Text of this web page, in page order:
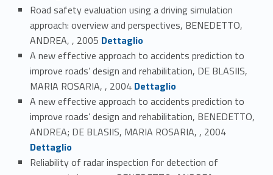
Road safety evaluation using a driving simulation
approach: overview and perspectives, BENEDETTO,
ANDREA, , 2005 Link identifier #identifier_person_112341-75
Dettaglio
A new effective approach to accidents prediction to
improve roads’ design and rehabilitation, DE BLASIIS,
MARIA ROSARIA, , 2004 Link identifier #identifier_person_68772-76
Dettaglio
A new effective approach to accidents prediction to
improve roads’ design and rehabilitation, BENEDETTO,
ANDREA; DE BLASIIS, MARIA ROSARIA, , 2004
Dettaglio
Reliability of radar inspection for detection of